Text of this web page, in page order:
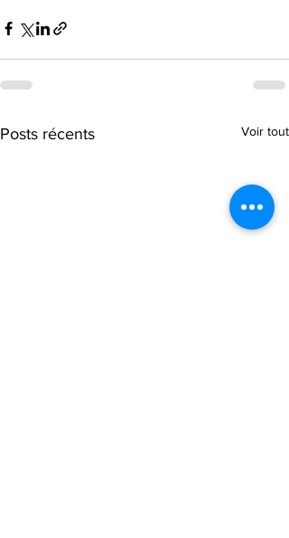
Posts récents Voir tout